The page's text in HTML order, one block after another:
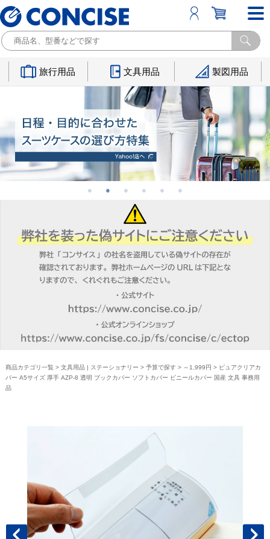
旅行用品 文具用品 製図用品
商品カテゴリ一覧 > 文具用品 | ステーショナリー > 予算で探す> ～1,999円 > ピュアクリアカ
バー A5サイズ 厚手 AZP-8 透明 ブックカバー ソフトカバー ビニールカバー 国産 文具 事務用
品